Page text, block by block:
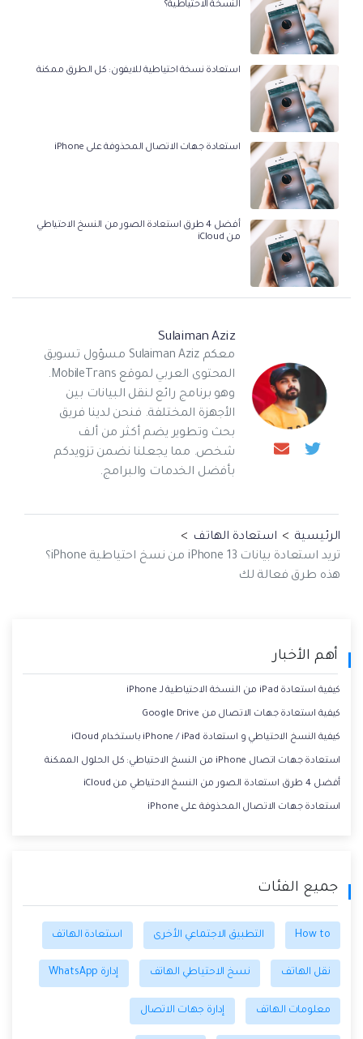
النسخة الاحتياطية؟
استعادة نسخة احتياطية للايفون: كل الطرق ممكنة
استعادة جهات الاتصال المحذوفة على iPhone
أفضل 4 طرق استعادة الصور من النسخ الاحتياطي
من iCloud
Sulaiman Aziz
معكم Sulaiman Aziz مسؤول تسويق
المحتوى العربي لموقع MobileTrans.
وهو برنامج رائع لنقل البيانات بين
الأجهزة المختلفة. فنحن لدينا فريق
بحث وتطوير يضم أكثر من ألف
شخص. مما يجعلنا نضمن تزويدكم
بأفضل الخدمات والبرامج.
الرئيسية > استعادة الهاتف >
تريد استعادة بيانات iPhone 13 من نسخ احتياطية iPhone؟
هذه طرق فعالة لك
أهم الأخبار
كيفية استعادة iPad من النسخة الاحتياطية لـ iPhone
كيفية استعادة جهات الاتصال من Google Drive
كيفية النسخ الاحتياطي و استعادة iPhone / iPad باستخدام iCloud
استعادة جهات اتصال iPhone من النسخ الاحتياطي: كل الحلول الممكنة
أفضل 4 طرق استعادة الصور من النسخ الاحتياطي من iCloud
استعادة جهات الاتصال المحذوفة على iPhone
جميع الفئات
How to التطبيق الاجتماعي الأخرى استعادة الهاتف
نقل الهاتف نسخ الاحتياطي الهاتف إدارة WhatsApp
معلومات الهاتف إدارة جهات الاتصال